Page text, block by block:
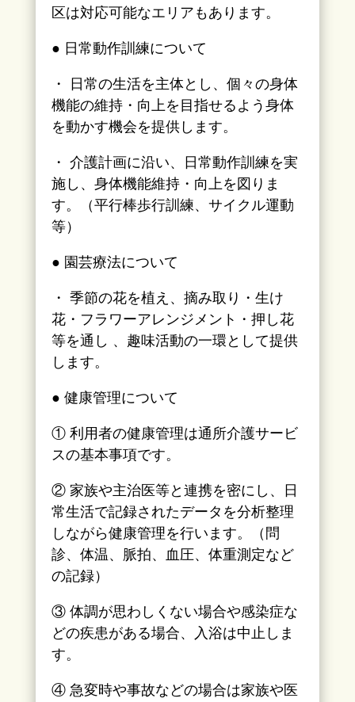
区は対応可能なエリアもあります。
● 日常動作訓練について
・ 日常の生活を主体とし、個々の身体
機能の維持・向上を目指せるよう身体
を動かす機会を提供します。
・ 介護計画に沿い、日常動作訓練を実
施し、身体機能維持・向上を図りま
す。（平行棒歩行訓練、サイクル運動
等）
● 園芸療法について
・ 季節の花を植え、摘み取り・生け
花・フラワーアレンジメント・押し花
等を通し 、趣味活動の一環として提供
します。
● 健康管理について
① 利用者の健康管理は通所介護サービ
スの基本事項です。
② 家族や主治医等と連携を密にし、日
常生活で記録されたデータを分析整理
しながら健康管理を行います。（問
診、体温、脈拍、血圧、体重測定など
の記録）
③ 体調が思わしくない場合や感染症な
どの疾患がある場合、入浴は中止しま
す。
④ 急変時や事故などの場合は家族や医